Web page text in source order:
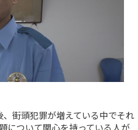
、街頭犯罪が増えている中でそれ
について関心を持っている人が